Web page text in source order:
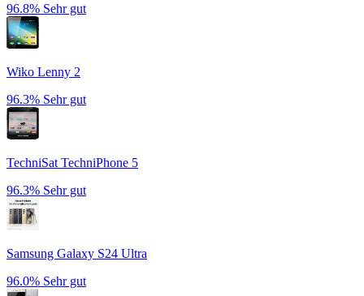
96.8% Sehr gut
Wiko Lenny 2
96.3% Sehr gut
TechniSat TechniPhone 5
96.3% Sehr gut
Samsung Galaxy S24 Ultra
96.0% Sehr gut